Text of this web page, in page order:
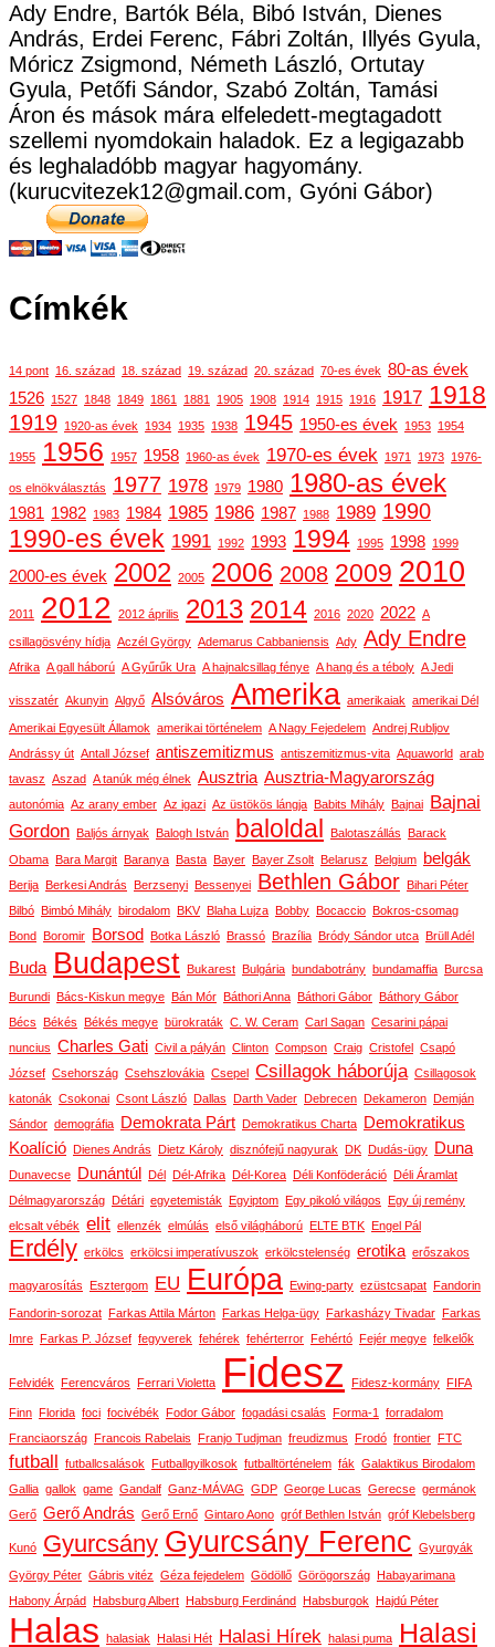
Ady Endre, Bartók Béla, Bibó István, Dienes
András, Erdei Ferenc, Fábri Zoltán, Illyés Gyula,
Móricz Zsigmond, Németh László, Ortutay
Gyula, Petőfi Sándor, Szabó Zoltán, Tamási
Áron és mások mára elfeledett-megtagadott
szellemi nyomdokain haladok. Ez a legigazabb
és leghaladóbb magyar hagyomány.
(kurucvitezek12@gmail.com, Gyóni Gábor)
Címkék
14 pont 16. század 18. század 19. század 20. század 70-es évek 80-as évek
1526 1527 1848 1849 1861 1881 1905 1908 1914 1915 1916 1917 1918
1919 1920-as évek 1934 1935 1938 1945 1950-es évek 1953 1954
1955 1956 1957 1958 1960-as évek 1970-es évek 1971 1973 1976-
os elnökválasztás 1977 1978 1979 1980 1980-as évek
1981 1982 1983 1984 1985 1986 1987 1988 1989 1990
1990-es évek 1991 1992 1993 1994 1995 1998 1999
2000-es évek 2002 2005 2006 2008 2009 2010
2011 2012 2012 április 2013 2014 2016 2020 2022 A
csillagösvény hídja Aczél György Ademarus Cabbaniensis Ady Ady Endre
Afrika A gall háború A Gyűrűk Ura A hajnalcsillag fénye A hang és a téboly A Jedi
visszatér Akunyin Algyő Alsóváros Amerika amerikaiak amerikai Dél
Amerikai Egyesült Államok amerikai történelem A Nagy Fejedelem Andrej Rubljov
Andrássy út Antall József antiszemitizmus antiszemitizmus-vita Aquaworld arab
tavasz Aszad A tanúk még élnek Ausztria Ausztria-Magyarország
autonómia Az arany ember Az igazi Az üstökös lángja Babits Mihály Bajnai Bajnai
Gordon Baljós árnyak Balogh István baloldal Balotaszállás Barack
Obama Bara Margit Baranya Basta Bayer Bayer Zsolt Belarusz Belgium belgák
Berija Berkesi András Berzsenyi Bessenyei Bethlen Gábor Bihari Péter
Bilbó Bimbó Mihály birodalom BKV Blaha Lujza Bobby Bocaccio Bokros-csomag
Bond Boromir Borsod Botka László Brassó Brazília Bródy Sándor utca Brüll Adél
Buda Budapest Bukarest Bulgária bundabotrány bundamaffia Burcsa
Burundi Bács-Kiskun megye Bán Mór Báthori Anna Báthori Gábor Báthory Gábor
Bécs Békés Békés megye bürokraták C. W. Ceram Carl Sagan Cesarini pápai
nuncius Charles Gati Civil a pályán Clinton Compson Craig Cristofel Csapó
József Csehország Csehszlovákia Csepel Csillagok háborúja Csillagosok
katonák Csokonai Csont László Dallas Darth Vader Debrecen Dekameron Demján
Sándor demográfia Demokrata Párt Demokratikus Charta
Demokratikus
Koalíció Dienes András Dietz Károly disznófejű nagyurak DK Dudás-ügy Duna
Dunavecse Dunántúl Dél Dél-Afrika Dél-Korea Déli Konföderáció Déli Áramlat
Délmagyarország Détári egyetemisták Egyiptom Egy pikoló világos Egy új remény
elcsalt vébék elit ellenzék elmúlás első világháború ELTE BTK Engel Pál
Erdély erkölcs erkölcsi imperatívuszok erkölcstelenség erotika erőszakos
magyarosítás Esztergom EU Európa Ewing-party ezüstcsapat Fandorin
Fandorin-sorozat Farkas Attila Márton Farkas Helga-ügy Farkasházy Tivadar Farkas
Imre Farkas P. József fegyverek fehérek fehérterror Fehértó Fejér megye felkelők
Felvidék Ferencváros Ferrari Violetta Fidesz Fidesz-kormány FIFA
Finn Florida foci focivébék Fodor Gábor fogadási csalás Forma-1
forradalom
Franciaország Francois Rabelais Franjo Tudjman freudizmus Frodó frontier FTC
futball futballcsalások Futballgyilkosok futballtörténelem fák Galaktikus Birodalom
Gallia gallok game Gandalf Ganz-MÁVAG GDP George Lucas Gerecse germánok
Gerő Gerő András Gerő Ernő Gintaro Aono gróf Bethlen István gróf Klebelsberg
Kunó Gyurcsány Gyurcsány Ferenc Gyurgyák
György Péter Gábris vitéz Géza fejedelem Gödöllő Görögország Habayarimana
Habony Árpád Habsburg Albert Habsburg Ferdinánd Habsburgok Hajdú Péter
Halas halasiak Halasi Hét Halasi Hírek halasi puma Halasi